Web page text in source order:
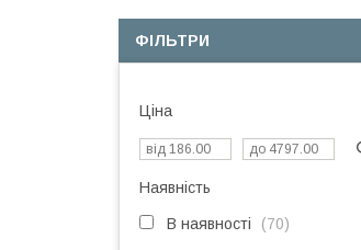
ФІЛЬТРИ
Ціна
Наявність
В наявності 70